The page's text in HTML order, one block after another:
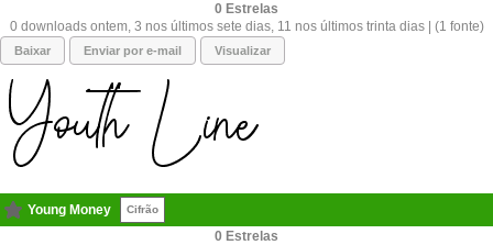
0
0 downloads ontem, 3 nos últimos sete dias, 11 nos últimos trinta dias | (1 fonte)
Baixar Enviar por e-mail Visualizar
Young Money Cifrão
0